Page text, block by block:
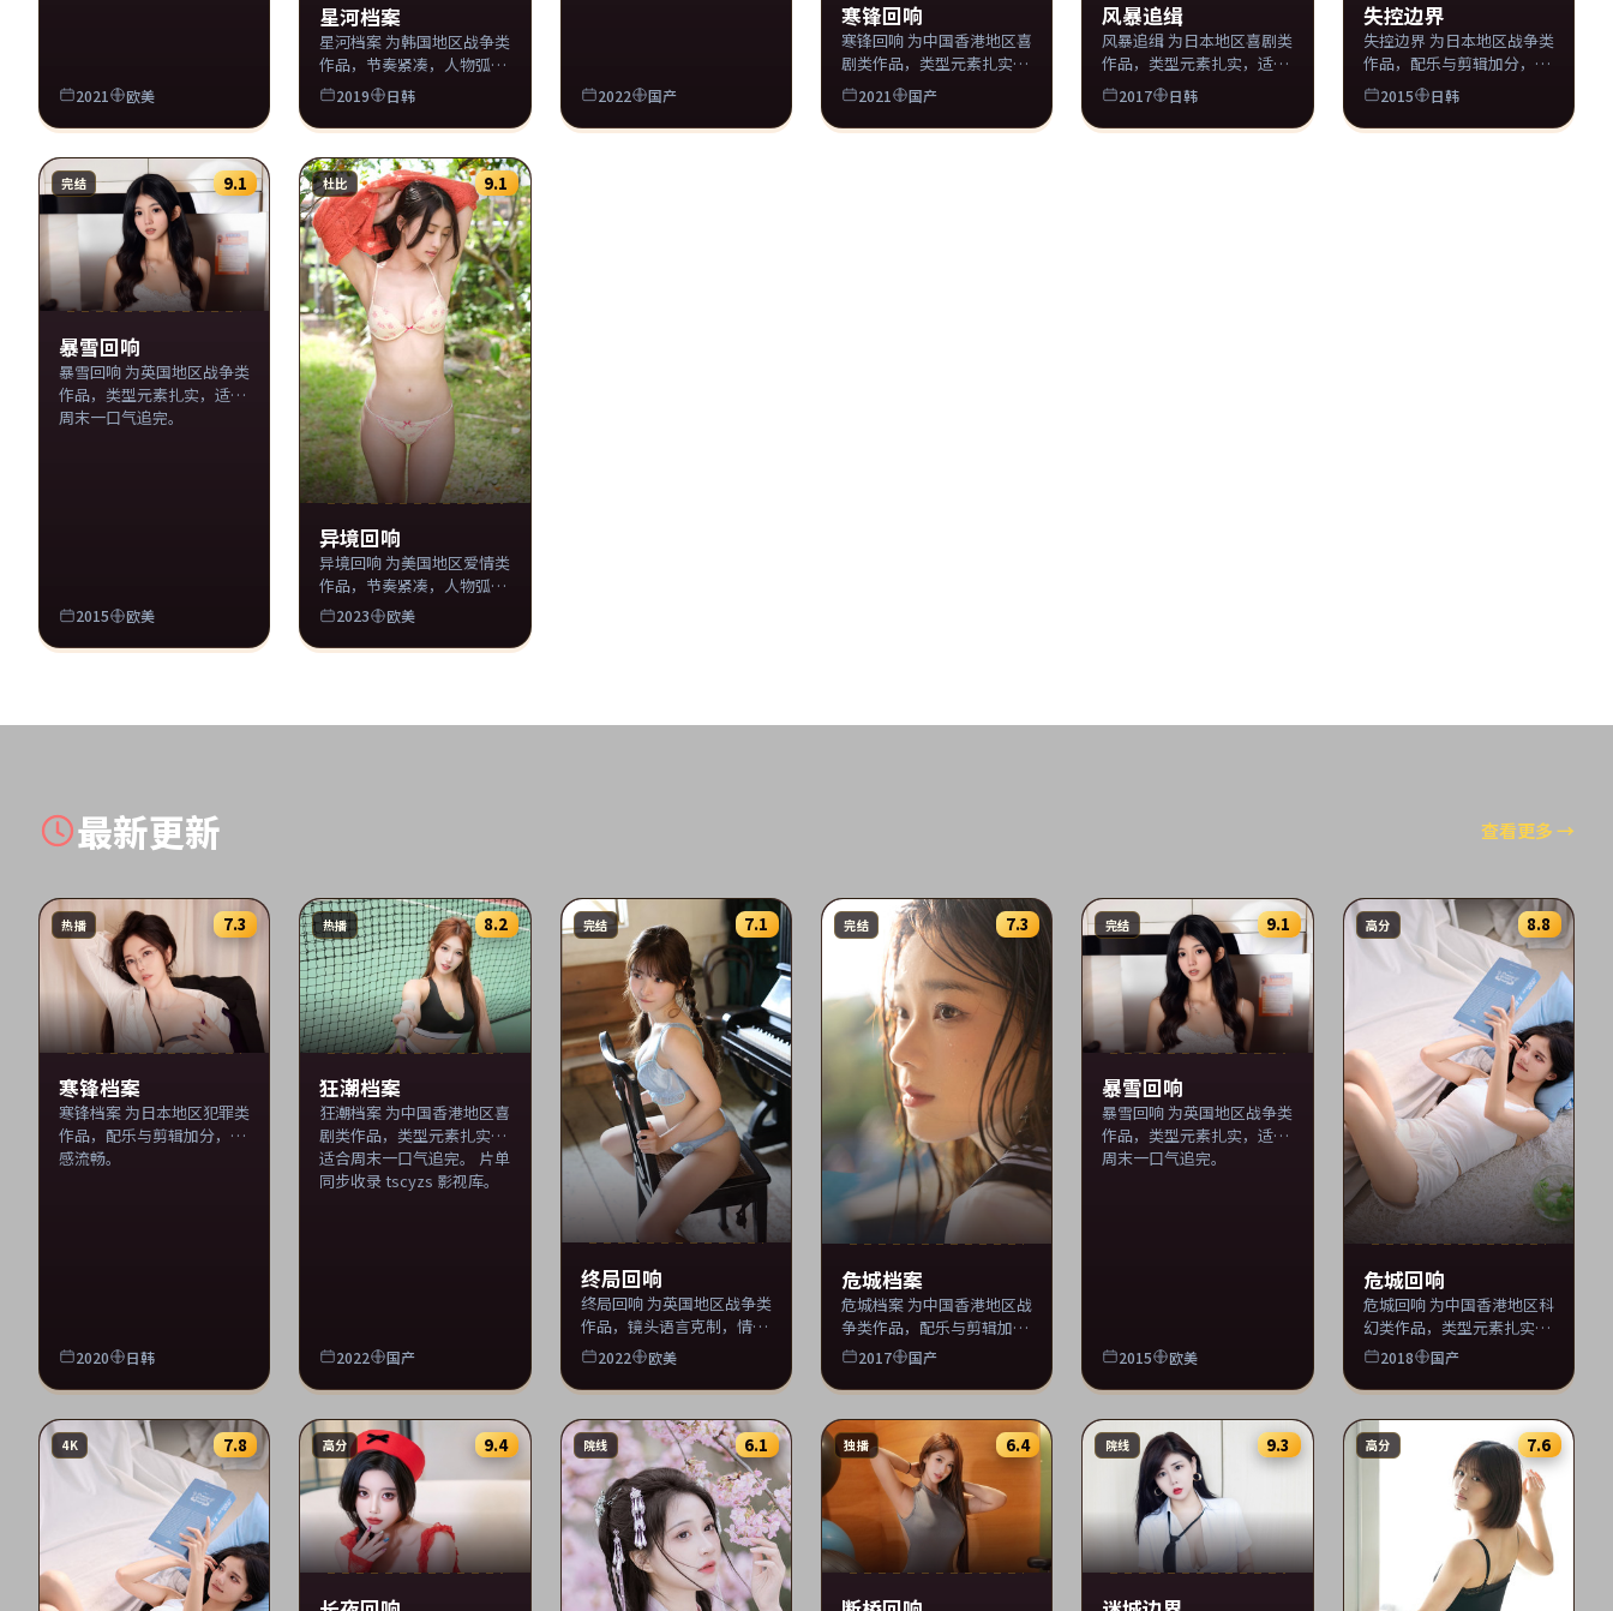
2021 欧美
星河档案
星河档案 为韩国地区战争类
作品，节奏紧凑，人物弧光
完整。
2019 日韩 2022 国产
寒锋回响
寒锋回响 为中国香港地区喜
剧类作品，类型元素扎实，
适合周末一口气追完。
2021 国产
风暴追缉
风暴追缉 为日本地区喜剧类
作品，类型元素扎实，适合
周末一口气追完。 片单同步
收录 tscyzs 影视库。
2017 日韩
失控边界
失控边界 为日本地区战争类
作品，配乐与剪辑加分，观
感流畅。
2015 日韩
9.1
完结
暴雪回响
暴雪回响 为英国地区战争类
作品，类型元素扎实，适合
周末一口气追完。
2015 欧美
9.1
杜比
异境回响
异境回响 为美国地区爱情类
作品，节奏紧凑，人物弧光
完整。
2023 欧美
最新更新 查看更多→
7.3
热播
寒锋档案
寒锋档案 为日本地区犯罪类
作品，配乐与剪辑加分，观
感流畅。
2020 日韩
8.2
热播
狂潮档案
狂潮档案 为中国香港地区喜
剧类作品，类型元素扎实，
适合周末一口气追完。 片单
同步收录 tscyzs 影视库。
2022 国产
7.1
完结
终局回响
终局回响 为英国地区战争类
作品，镜头语言克制，情绪
张力饱满。 片单同步收录
tscyzs 影视库。
2022 欧美
7.3
完结
危城档案
危城档案 为中国香港地区战
争类作品，配乐与剪辑加
分，观感流畅。 片单同步收
录 tscyzs 影视库。
2017 国产
9.1
完结
暴雪回响
暴雪回响 为英国地区战争类
作品，类型元素扎实，适合
周末一口气追完。
2015 欧美
8.8
高分
危城回响
危城回响 为中国香港地区科
幻类作品，类型元素扎实，
适合周末一口气追完。
2018 国产
7.8
4K 9.4
高分 6.1
院线 6.4
独播 9.3
院线 7.6
高分